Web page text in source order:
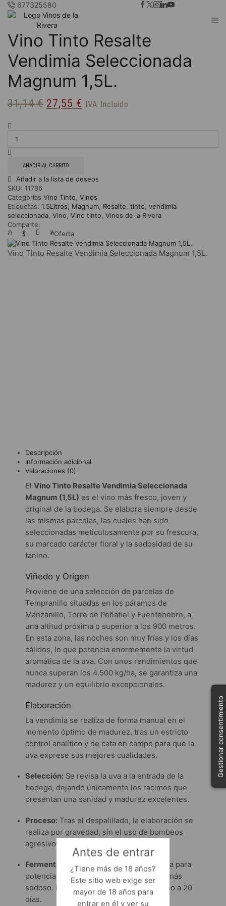
Antes de entrar
¿Tiene más de 18 años?
Este sitio web exige ser
mayor de 18 años para
entrar en él y ver su
677325580
Vino Tinto Resalte
Vendimia Seleccionada
Magnum 1,5L.
31,14€ El
31,14 €.
27,55 € El
IVA Incluido
Tinto
Resalte
Seleccionada
1,5L.
cantidad
AÑADIR AL CARRITO
Añadir a la lista de deseos
SKU: 11786
Categorías Vino Tinto Vinos
Etiquetas: 1.5Litros Magnum Resalte tinto vendimia
seleccionada Vino Vino tinto Vinos de la Rivera
Comparte:
Oferta
Vino Tinto Resalte Vendimia Seleccionada Magnum 1,5L.
Descripción
Información adicional
Valoraciones (0)
ElVino Tinto Resalte Vendimia Seleccionada
Magnum (1,5L) es el vino más fresco, joven y
original de la bodega. Se elabora siempre desde
las mismas parcelas, las cuales han sido
seleccionadas meticulosamente por su frescura,
su marcado carácter floral y la sedosidad de su
tanino.
Viñedo y Origen
Proviene de una selección de parcelas de
Tempranillo situadas en los páramos de
Manzanillo, Torre de Peñafiel y Fuentenebro, a
una altitud próxima o superior a los 900 metros.
En esta zona, las noches son muy frías y los días
cálidos, lo que potencia enormemente la virtud
aromática de la uva. Con unos rendimientos que
nunca superan los 4.500 kg/ha, se garantiza una
madurez y un equilibrio excepcionales.
Elaboración
La vendimia se realiza de forma manual en el
momento óptimo de madurez, tras un estricto
control analítico y de cata en campo para que la
uva exprese sus mejores cualidades.
Selección: Se revisa la uva a la entrada de la
bodega, dejando únicamente los racimos que
presentan una sanidad y madurez excelentes.
Proceso: Tras el despalillado, la elaboración se
realiza por gravedad, sin el uso de bombeos
agresivos que puedan maltratar la uva.
Fermentación:Ocurre a baja temperatura para
potenciar la frescura y extraer el tanino más
sedoso. La maceración total dura en torno a 20
días.
Gestionar consentimiento